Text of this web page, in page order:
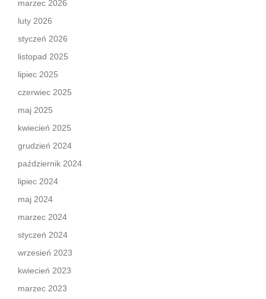
marzec 2026
luty 2026
styczeń 2026
listopad 2025
lipiec 2025
czerwiec 2025
maj 2025
kwiecień 2025
grudzień 2024
październik 2024
lipiec 2024
maj 2024
marzec 2024
styczeń 2024
wrzesień 2023
kwiecień 2023
marzec 2023